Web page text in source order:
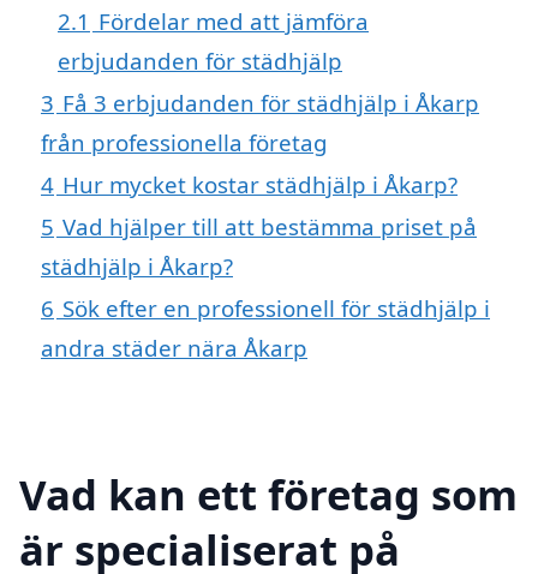
2.1 Fördelar med att jämföra
erbjudanden för städhjälp
3 Få 3 erbjudanden för städhjälp i Åkarp
från professionella företag
4 Hur mycket kostar städhjälp i Åkarp?
5 Vad hjälper till att bestämma priset på
städhjälp i Åkarp?
6 Sök efter en professionell för städhjälp i
andra städer nära Åkarp
Vad kan ett företag som
är specialiserat på